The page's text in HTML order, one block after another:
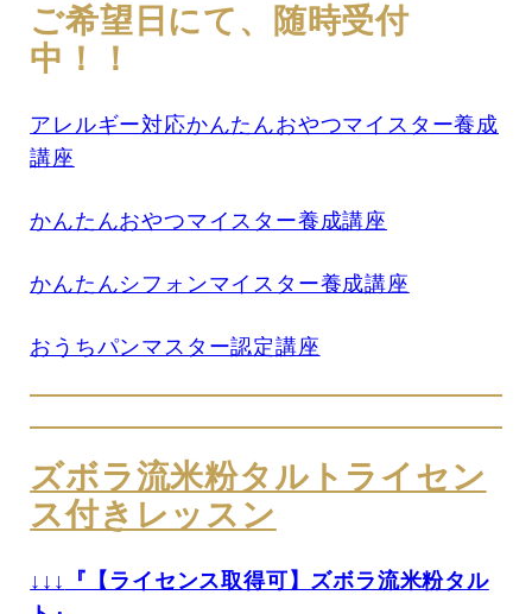
ご希望日にて、随時受付
中！！
アレルギー対応かんたんおやつマイスター養成
講座
かんたんおやつマイスター養成講座
かんたんシフォンマイスター養成講座
おうちパンマスター認定講座
ズボラ流米粉タルトライセン
ス付きレッスン
↓↓↓
『【ライセンス取得可】ズボラ流米粉タル